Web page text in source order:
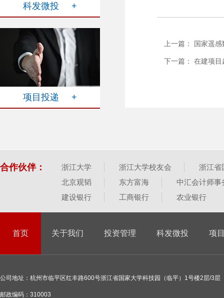
科发微投 +
项目投递 +
上一篇： 国家遥
下一篇： 在建项目
合作伙伴： 浙江大学 浙江大学校友会
浙江省
北京观韬
东方富海
中汇会计师事
建设银行
工商银行 农业银行
首页 关于我们 投资管理 科发微投 项
公司地址：杭州市临平区红丰路600号浙江省国家大学科技园（临平）1号楼2层/3层
邮政编码：310003